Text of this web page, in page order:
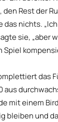
Rest der
das nichts.
sie, „aber
Spiel
das
aus
mit einem
bleiben und